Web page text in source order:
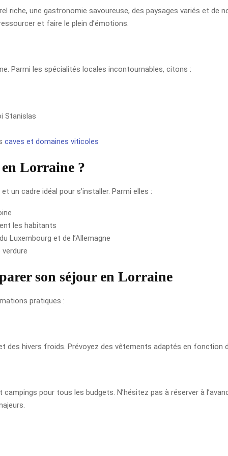
riche, une gastronomie savoureuse, des paysages variés et de
et faire le plein d’émotions.
Parmi les spécialités locales incontournables, citons :
Stanislas
caves et domaines viticoles
Lorraine ?
un cadre idéal pour s’installer. Parmi elles :
les habitants
Luxembourg et de l’Allemagne
son séjour en Lorraine
pratiques :
des hivers froids. Prévoyez des vêtements adaptés en fonction
campings pour tous les budgets. N’hésitez pas à réserver à